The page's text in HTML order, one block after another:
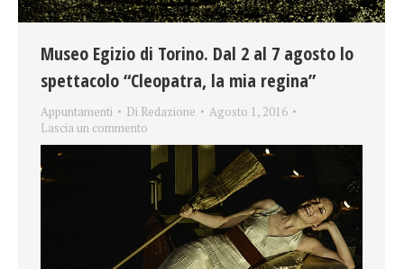
Museo Egizio di Torino. Dal 2 al 7 agosto lo
spettacolo “Cleopatra, la mia regina”
Appuntamenti Di Redazione
Agosto 1, 2016
Lascia un commento